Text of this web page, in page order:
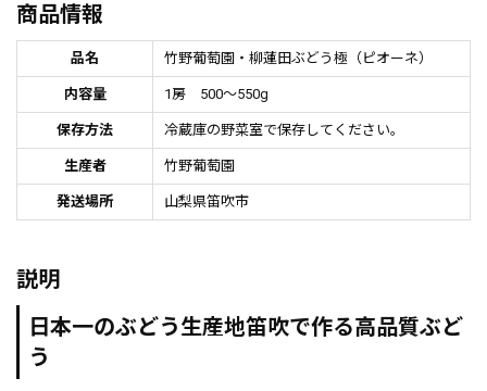
商品情報
品名 竹野葡萄園・柳蓮田ぶどう極（ピオーネ）
内容量 1房 500～550g
保存方法 冷蔵庫の野菜室で保存してください。
生産者 竹野葡萄園
発送場所 山梨県笛吹市
説明
日本一のぶどう生産地笛吹で作る高品質ぶど
う